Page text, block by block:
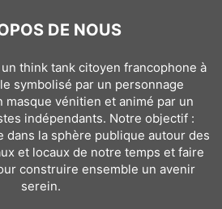
DE NOUS
think tank citoyen francophone à
symbolisé par un personnage
masque vénitien et animé par un
indépendants. Notre objectif :
dans la sphère publique autour des
et locaux de notre temps et faire
construire ensemble un avenir
serein.